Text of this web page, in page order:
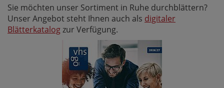
Sie möchten unser Sortiment in Ruhe durchblättern?
Unser Angebot steht Ihnen auch als digitaler
Blätterkatalogzur Verfügung.